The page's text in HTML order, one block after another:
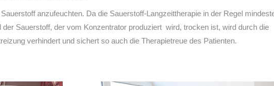
anzufeuchten. Da die Sauerstoff-Langzeittherapie in der Regel
der Sauerstoff, der vom Konzentrator produziert wird, trocken ist, wird durch die
verhindert und sichert so auch die Therapietreue des Patienten.